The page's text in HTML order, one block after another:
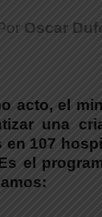
Oscar
acto, el
una
en 107
el